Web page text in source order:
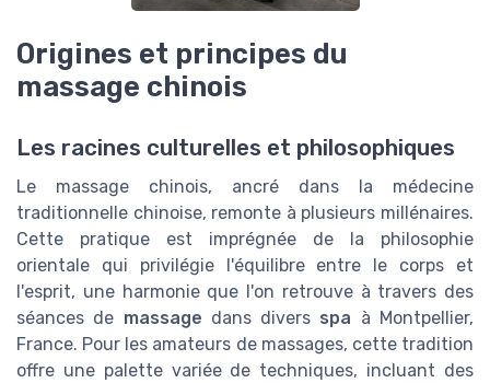
Origines et principes du
massage chinois
Les racines culturelles et philosophiques
Le massage chinois, ancré dans la médecine
traditionnelle chinoise, remonte à plusieurs millénaires.
Cette pratique est imprégnée de la philosophie
orientale qui privilégie l'équilibre entre le corps et
l'esprit, une harmonie que l'on retrouve à travers des
séances de massage dans divers spa à Montpellier,
France. Pour les amateurs de massages, cette tradition
offre une palette variée de techniques, incluant des